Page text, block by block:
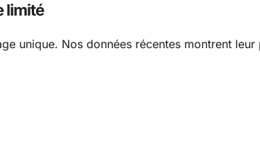
limité
unique. Nos données récentes montrent